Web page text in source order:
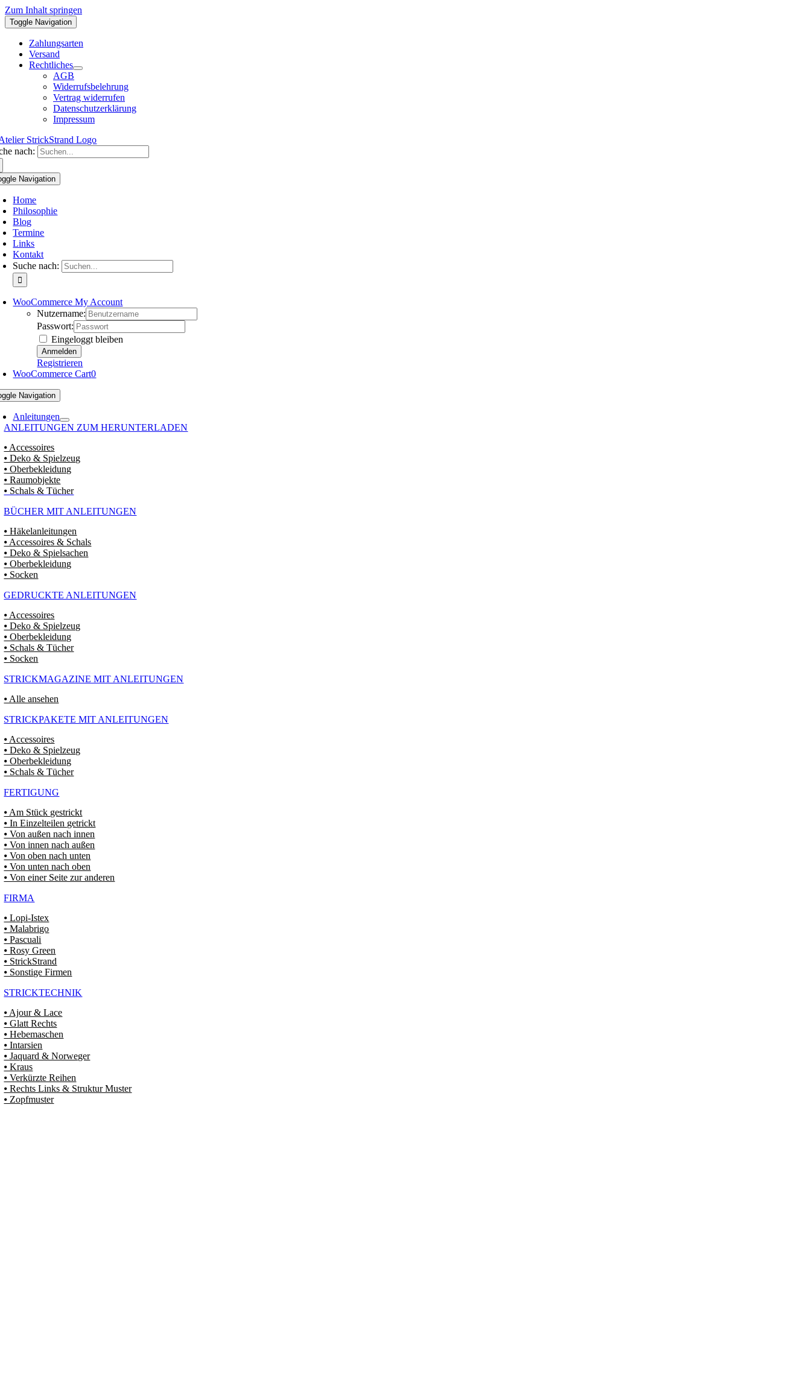
Zum Inhalt springen
Toggle Navigation
Zahlungsarten
Versand
Rechtliches
AGB
Widerrufsbelehrung
Vertrag widerrufen
Datenschutzerklärung
Impressum
nach:
Navigation
Home
Philosophie
Blog
Termine
Links
Kontakt
Suche nach:
WooCommerce My Account
Nutzername:
Passwort:
Eingeloggt bleiben
Registrieren
WooCommerce Cart0
Navigation
Anleitungen
ANLEITUNGEN ZUM HERUNTERLADEN
⦁ Accessoires
⦁ Deko & Spielzeug
⦁ Oberbekleidung
⦁ Raumobjekte
⦁ Schals & Tücher
BÜCHER MIT ANLEITUNGEN
⦁ Häkelanleitungen
⦁ Accessoires & Schals
⦁ Deko & Spielsachen
⦁ Oberbekleidung
⦁ Socken
GEDRUCKTE ANLEITUNGEN
⦁ Accessoires
⦁ Deko & Spielzeug
⦁ Oberbekleidung
⦁ Schals & Tücher
⦁ Socken
STRICKMAGAZINE MIT ANLEITUNGEN
⦁ Alle ansehen
STRICKPAKETE MIT ANLEITUNGEN
⦁ Accessoires
⦁ Deko & Spielzeug
⦁ Oberbekleidung
⦁ Schals & Tücher
FERTIGUNG
⦁ Am Stück gestrickt
⦁ In Einzelteilen getrickt
⦁ Von außen nach innen
⦁ Von innen nach außen
⦁ Von oben nach unten
⦁ Von unten nach oben
⦁ Von einer Seite zur anderen
FIRMA
⦁ Lopi-Istex
⦁ Malabrigo
⦁ Pascuali
⦁ Rosy Green
⦁ StrickStrand
⦁ Sonstige Firmen
STRICKTECHNIK
⦁ Ajour & Lace
⦁ Glatt Rechts
⦁ Hebemaschen
⦁ Intarsien
⦁ Jaquard & Norweger
⦁ Kraus
⦁ Verkürzte Reihen
⦁ Rechts Links & Struktur Muster
⦁ Zopfmuster